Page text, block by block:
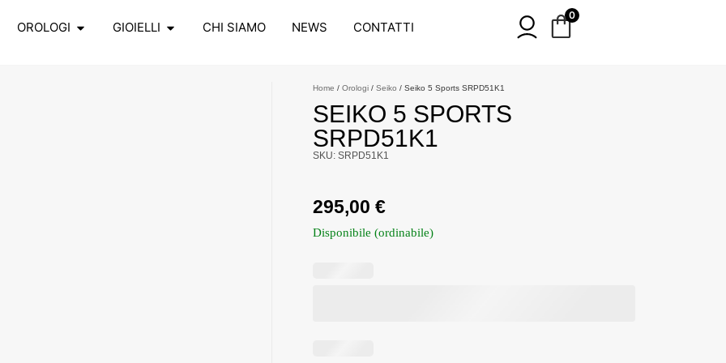
OROLOGI GIOIELLI CHI SIAMO NEWS CONTATTI
0
Home / Orologi / Seiko / Seiko 5 Sports SRPD51K1
SEIKO 5 SPORTS
SRPD51K1
SKU: SRPD51K1
295,00 €
Disponibile (ordinabile)